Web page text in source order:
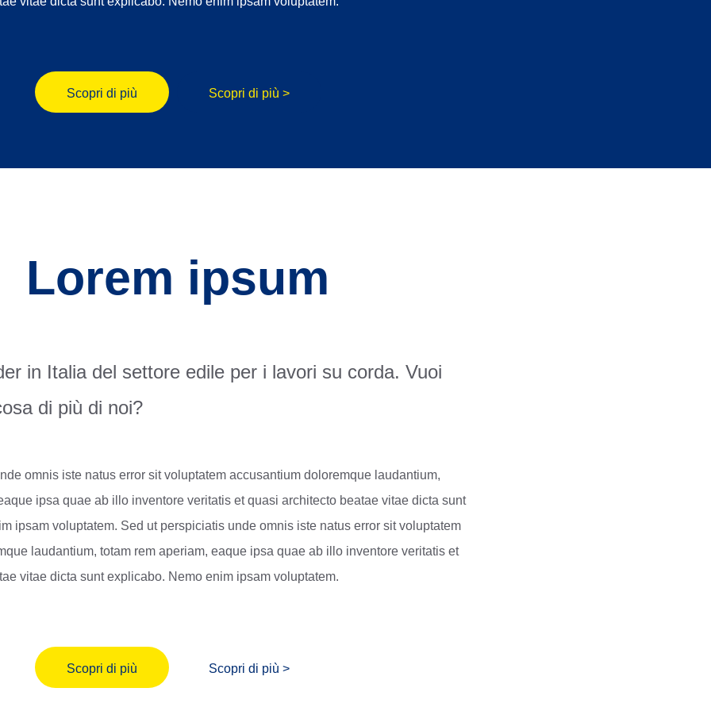
Scopri di più Scopri di più >
Lorem ipsum
in Italia del settore edile per i lavori su corda. Vuoi
di più di noi?
omnis iste natus error sit voluptatem accusantium doloremque laudantium,
ipsa quae ab illo inventore veritatis et quasi architecto beatae vitae dicta sunt
ipsam voluptatem. Sed ut perspiciatis unde omnis iste natus error sit voluptatem
laudantium, totam rem aperiam, eaque ipsa quae ab illo inventore veritatis et
vitae dicta sunt explicabo. Nemo enim ipsam voluptatem.
Scopri di più Scopri di più >